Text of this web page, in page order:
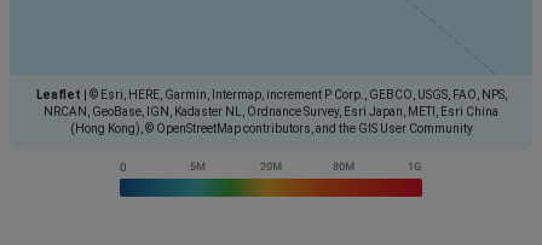
Leaflet
© Esri, HERE, Garmin, Intermap, increment P Corp., GEBCO, USGS, FAO, NPS,
NRCAN, GeoBase, IGN, Kadaster NL, Ordnance Survey, Esri Japan, METI, Esri China
(Hong Kong), © OpenStreetMap contributors, and the GIS User Community